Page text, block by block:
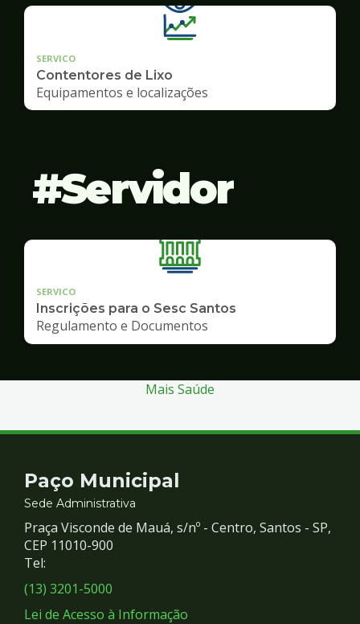
SERVICO
Contentores de Lixo
Equipamentos e localizações
Servidor
SERVICO
Inscrições para o Sesc Santos
Regulamento e Documentos
Mais Saúde
Contato
e
Redes
Sociais
Paço Municipal
Sede Administrativa
Praça Visconde de Mauá, s/nº - Centro, Santos - SP,
CEP 11010-900
Tel:
(13) 3201-5000
Lei de Acesso à Informação